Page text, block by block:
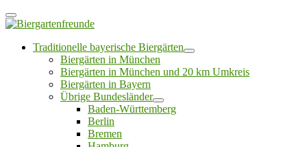
Traditionelle bayerische Biergärten
Biergärten in München
Biergärten in München und 20 km Umkreis
Biergärten in Bayern
Übrige Bundesländer
Baden-Württemberg
Berlin
Bremen